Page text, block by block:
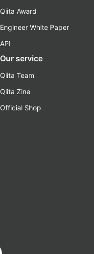
Qiita Award
Engineer White Paper
API
Our service
Qiita Team
Qiita Zine
Official Shop